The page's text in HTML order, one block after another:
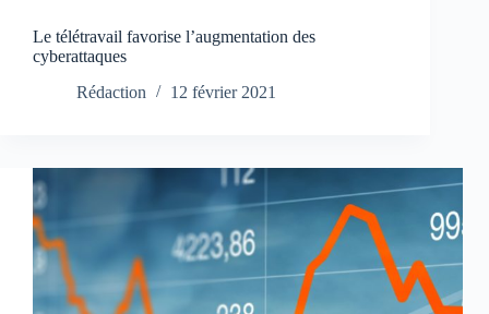
Le télétravail favorise l’augmentation des
cyberattaques
Rédaction
12 février 2021